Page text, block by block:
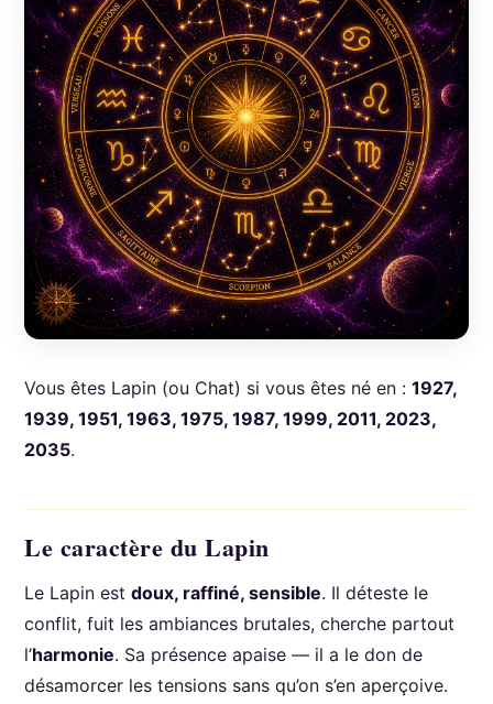
Vous êtes Lapin (ou Chat) si vous êtes né en : 1927,
1939, 1951, 1963, 1975, 1987, 1999, 2011, 2023,
2035.
Le caractère du Lapin
Le Lapin est doux, raffiné, sensible. Il déteste le
conflit, fuit les ambiances brutales, cherche partout
l’harmonie. Sa présence apaise — il a le don de
désamorcer les tensions sans qu’on s’en aperçoive.